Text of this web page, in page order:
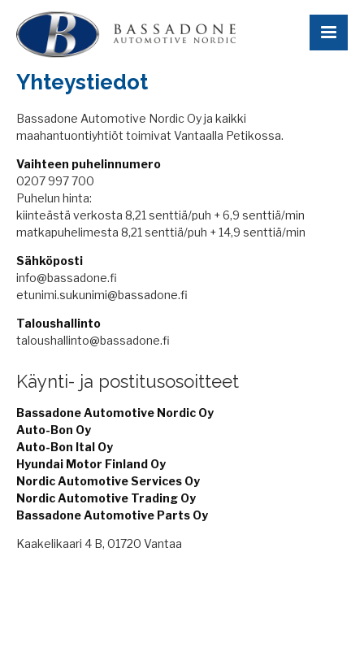
Yhteystiedot
Bassadone Automotive Nordic Oy ja kaikki
maahantuontiyhtiöt toimivat Vantaalla Petikossa.
Vaihteen puhelinnumero
0207 997 700
Puhelun hinta:
kiinteästä verkosta 8,21 senttiä/puh + 6,9 senttiä/min
matkapuhelimesta 8,21 senttiä/puh + 14,9 senttiä/min
Sähköposti
info@bassadone.fi
etunimi.sukunimi@bassadone.fi
Taloushallinto
taloushallinto@bassadone.fi
Käynti- ja postitusosoitteet
Bassadone Automotive Nordic Oy
Auto-Bon Oy
Auto-Bon Ital Oy
Hyundai Motor Finland Oy
Nordic Automotive Services Oy
Nordic Automotive Trading Oy
Bassadone Automotive Parts Oy
Kaakelikaari 4 B, 01720 Vantaa